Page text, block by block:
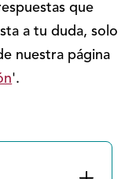
que
a tu duda, solo
nuestra página
'.